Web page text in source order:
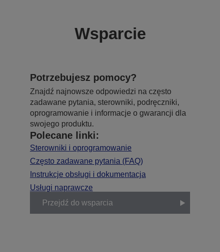
Wsparcie
Potrzebujesz pomocy?
Znajdź najnowsze odpowiedzi na często
zadawane pytania, sterowniki, podręczniki,
oprogramowanie i informacje o gwarancji dla
swojego produktu.
Polecane linki:
Sterowniki i oprogramowanie
Często zadawane pytania (FAQ)
Instrukcje obsługi i dokumentacja
Usługi naprawcze
Przejdź do wsparcia